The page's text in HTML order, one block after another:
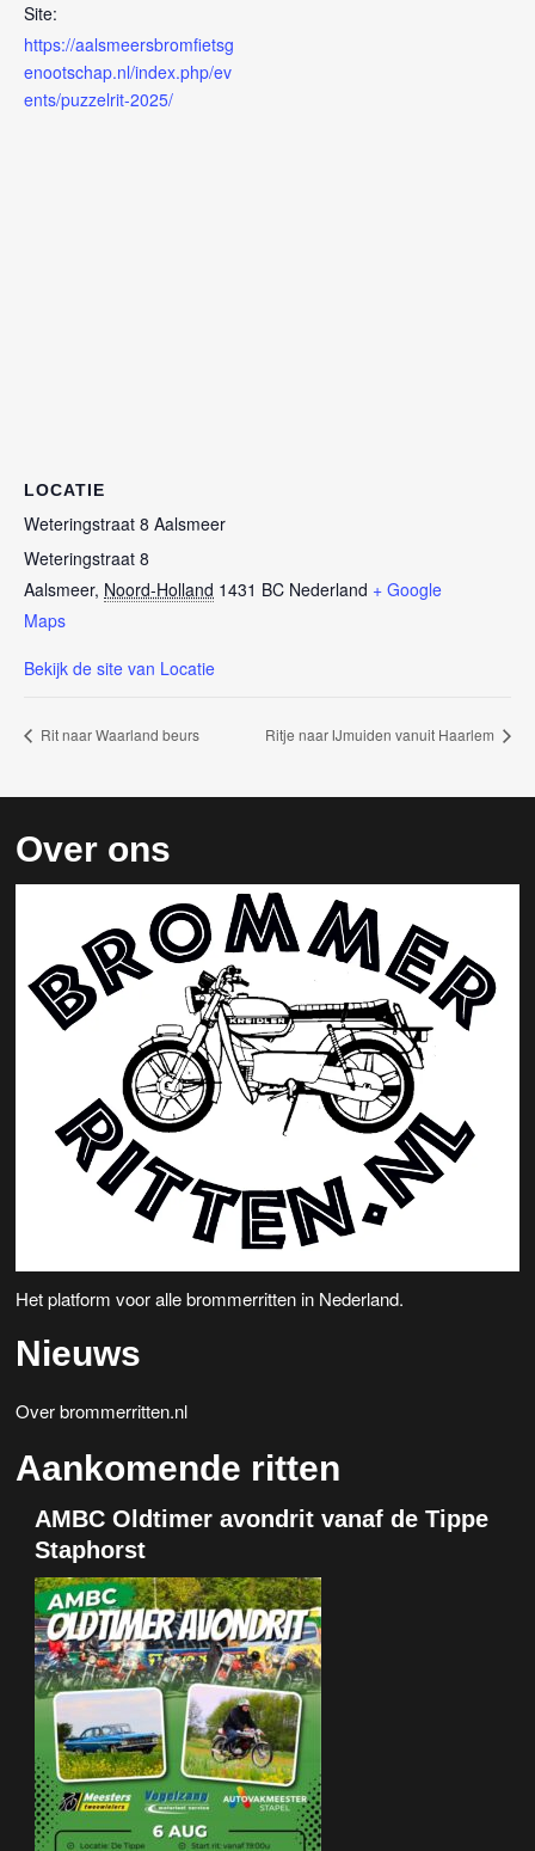
Site:
https://aalsmeersbromfietsg
enootschap.nl/index.php/ev
ents/puzzelrit-2025/
LOCATIE
Weteringstraat 8 Aalsmeer
Weteringstraat 8
Aalsmeer, Noord-Holland 1431 BC Nederland + Google
Maps
Bekijk de site van Locatie
Rit naar Waarland beurs Ritje naar IJmuiden vanuit Haarlem
Over ons
Het platform voor alle brommerritten in Nederland.
Nieuws
Over brommerritten.nl
Aankomende ritten
AMBC Oldtimer avondrit vanaf de Tippe
Staphorst